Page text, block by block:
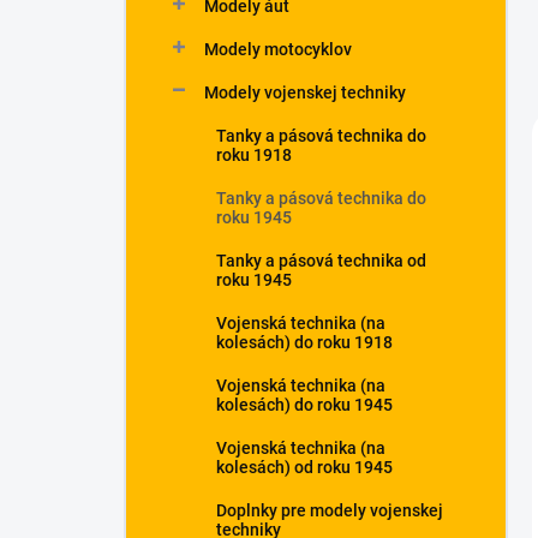
Modely áut
Modely motocyklov
Modely vojenskej techniky
Tanky a pásová technika do
roku 1918
Tanky a pásová technika do
roku 1945
Tanky a pásová technika od
roku 1945
Vojenská technika (na
kolesách) do roku 1918
Vojenská technika (na
kolesách) do roku 1945
Vojenská technika (na
kolesách) od roku 1945
Doplnky pre modely vojenskej
techniky